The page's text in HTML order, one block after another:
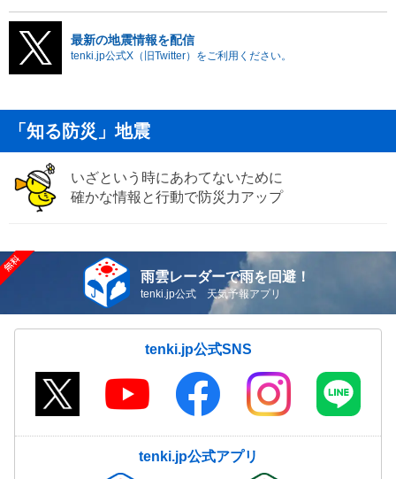
最新の地震情報を配信
tenki.jp公式X（旧Twitter）をご利用ください。
「知る防災」地震
いざという時にあわてないために
確かな情報と行動で防災力アップ
雨雲レーダーで雨を回避！
tenki.jp公式 天気予報アプリ
tenki.jp公式SNS
tenki.jp公式アプリ